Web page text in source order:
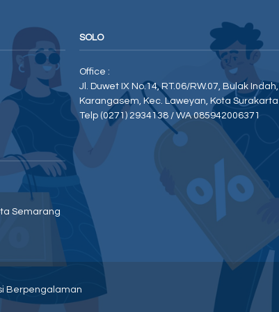
Semarang
SOLO
Office :
Jl. Duwet IX No.14, RT.06/RW.07, Bulak Indah,
Karangasem, Kec. Laweyan, Kota Surakarta
Telp (0271) 2934138 / WA 085942006371
Berpengalaman